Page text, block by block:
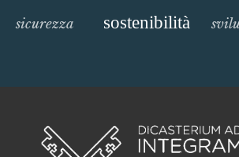
sicurezza sostenibilità